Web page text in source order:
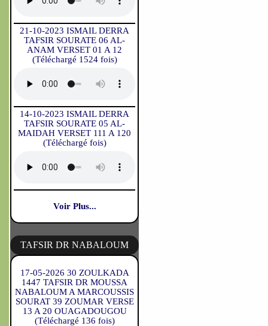
21-10-2023 ISMAIL DERRA
TAFSIR SOURATE 06 AL-
ANAM VERSET 01 A 12
(Téléchargé 1524 fois)
14-10-2023 ISMAIL DERRA
TAFSIR SOURATE 05 AL-
MAIDAH VERSET 111 A 120
(Téléchargé fois)
Voir Plus...
TAFSIR DR NABALOUM
17-05-2026 30 ZOULKADA
1447 TAFSIR DR MOUSSA
NABALOUM A MARCOUSSIS
SOURAT 39 ZOUMAR VERSE
13 A 20 OUAGADOUGOU
(Téléchargé 136 fois)